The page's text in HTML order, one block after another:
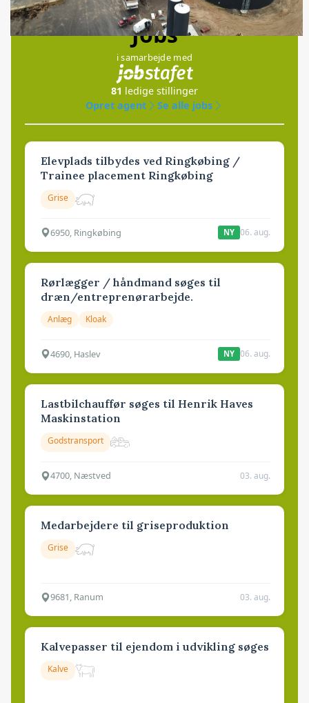
Jobs
i samarbejde med
81 ledige stillinger
Opret agent
Se alle jobs
Elevplads tilbydes ved Ringkøbing /
Trainee placement Ringkøbing
Grise
6950, Ringkøbing NY 06. aug.
Rørlægger / håndmand søges til
dræn/entreprenørarbejde.
Anlæg Kloak
4690, Haslev NY 06. aug.
Lastbilchauffør søges til Henrik Haves
Maskinstation
Godstransport
4700, Næstved 03. aug.
Medarbejdere til griseproduktion
Grise
9681, Ranum 03. aug.
Kalvepasser til ejendom i udvikling søges
Kalve